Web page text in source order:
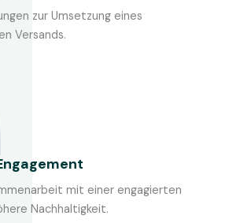
zur Umsetzung eines
Versands.
mit einer engagierten
Nachhaltigkeit.